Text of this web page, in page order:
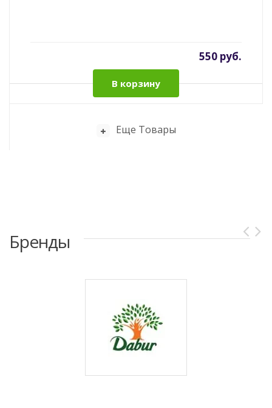
550 руб.
В корзину
Еще Товары
Бренды